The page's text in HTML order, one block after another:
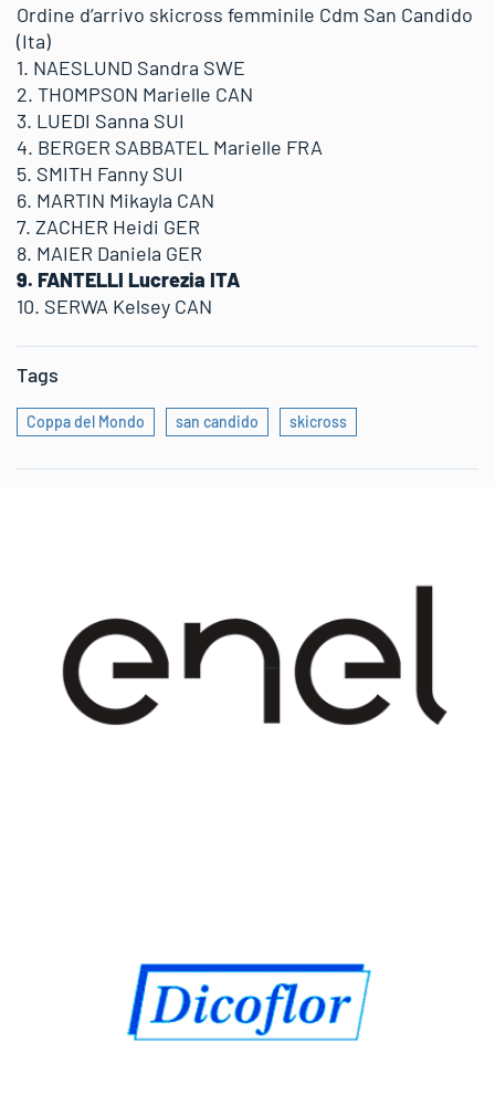
Ordine d’arrivo skicross femminile Cdm San Candido
(Ita)
1. NAESLUND Sandra SWE
2. THOMPSON Marielle CAN
3. LUEDI Sanna SUI
4. BERGER SABBATEL Marielle FRA
5. SMITH Fanny SUI
6. MARTIN Mikayla CAN
7. ZACHER Heidi GER
8. MAIER Daniela GER
9. FANTELLI Lucrezia ITA
10. SERWA Kelsey CAN
Tags
Coppa del Mondo san candido skicross